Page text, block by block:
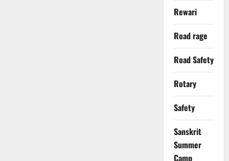
Rewari
Road rage
Road Safety
Rotary
Safety
Sanskrit
Summer
Camp